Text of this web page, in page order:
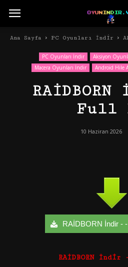
Ana Sayfa PC Oyunları İndir
PC Oyunları İndir Aksiyon
Macera Oyunları İndir
Android Hile
Full
10 Haziran 2026
RAİDBORN İndir -
RAİDBORN